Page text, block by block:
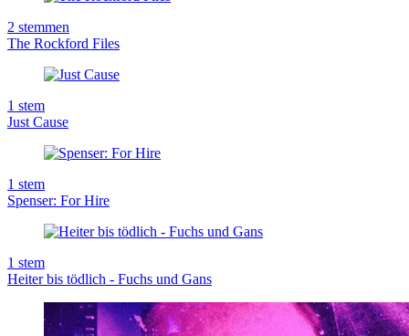
2 stemmen
The Rockford Files
1 stem
Just Cause
1 stem
Spenser: For Hire
1 stem
Heiter bis tödlich - Fuchs und Gans